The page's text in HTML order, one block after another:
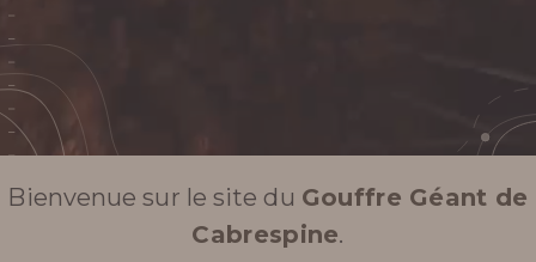
Bienvenue sur le site du Gouffre Géant de
Cabrespine.